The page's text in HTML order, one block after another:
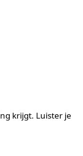
krijgt. Luister je